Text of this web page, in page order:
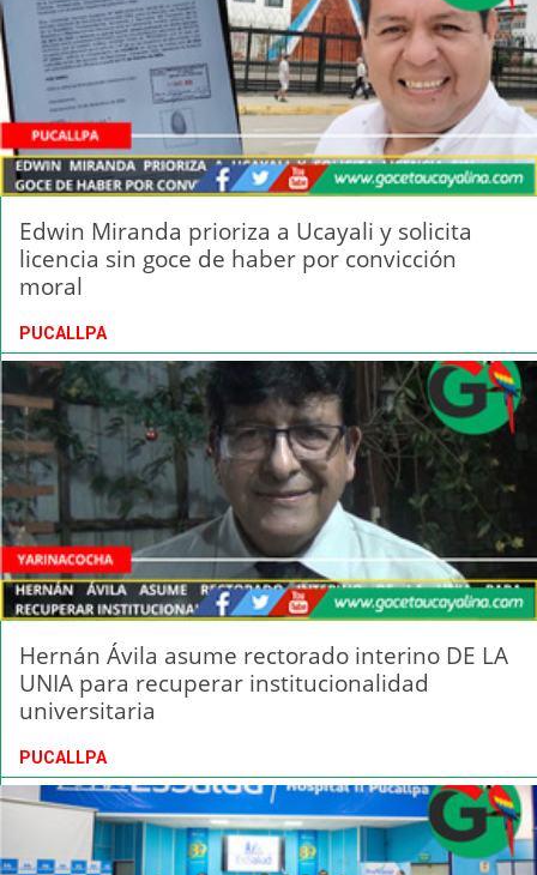
Edwin Miranda prioriza a Ucayali y solicita
licencia sin goce de haber por convicción
moral
PUCALLPA
Hernán Ávila asume rectorado interino DE LA
UNIA para recuperar institucionalidad
universitaria
PUCALLPA